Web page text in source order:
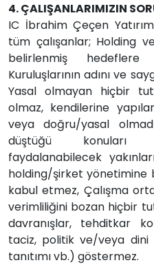
4. ÇALIŞANLARIMIZIN
IC İbrahim Çeçen
tüm çalışanlar; Holding
belirlenmiş hedeflere
Kuruluşlarının adını ve
Yasal olmayan hiçbir
olmaz, kendilerine
veya doğru/yasal
düştüğü konuları
faydalanabilecek
holding/şirket yönetimine
kabul etmez, Çalışma
verimliliğini bozan hiçbir
davranışlar, tehditkar
taciz, politik ve/veya
tanıtımı vb.) göstermez.